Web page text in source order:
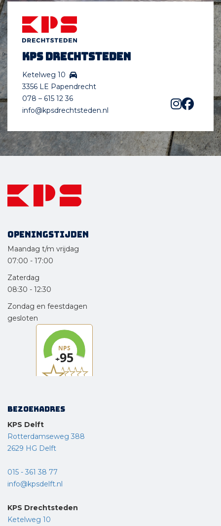
KPS Drechtsteden
Ketelweg 10
3356 LE Papendrecht
078 – 615 12 36
info@kpsdrechtsteden.nl
Openingstijden
Maandag t/m vrijdag
07:00 - 17:00
Zaterdag
08:30 - 12:30
Zondag en feestdagen
gesloten
Bezoekadres
KPS Delft
Rotterdamseweg 388
2629 HG Delft
015 - 361 38 77
info@kpsdelft.nl
KPS Drechtsteden
Ketelweg 10